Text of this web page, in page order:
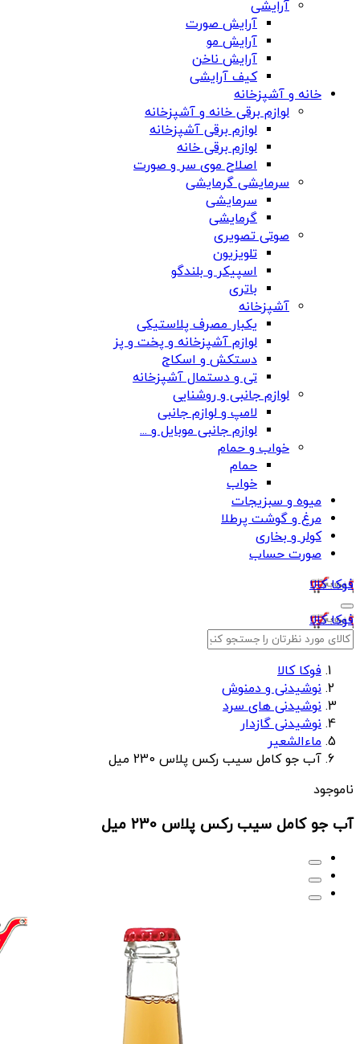
آرایشی
آرایش صورت
آرایش مو
آرایش ناخن
کیف آرایشی
خانه و آشپزخانه
لوازم برقی خانه و آشپزخانه
لوازم برقی آشپزخانه
لوازم برقی خانه
اصلاح موی سر و صورت
سرمایشی گرمایشی
سرمایشی
گرمایشی
صوتی تصویری
تلویزیون
اسپیکر و بلندگو
باتری
آشپزخانه
یکبار مصرف پلاستیکی
لوازم آشپزخانه و پخت و پز
دستکش و اسکاج
تی و دستمال آشپزخانه
لوازم جانبی و روشنایی
لامپ و لوازم جانبی
لوازم جانبی موبایل و ...
خواب و حمام
حمام
خواب
میوه و سبزیجات
مرغ و گوشت پرطلا
کولر و بخاری
صورت حساب
فوکا کالا
فوکا کالا
فوکا کالا
نوشیدنی و دمنوش
نوشیدنی های سرد
نوشیدنی گازدار
ماءالشعیر
آب جو کامل سیب رکس پلاس 230 میل
ناموجود
آب جو کامل سیب رکس پلاس 230 میل